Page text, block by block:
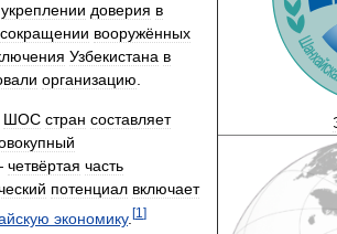
укреплении доверия в
сокращении вооружённых
Узбекистана в
организацию
ШОС стран составляет
четвёртая часть
потенциал включает
экономику. [1 ]